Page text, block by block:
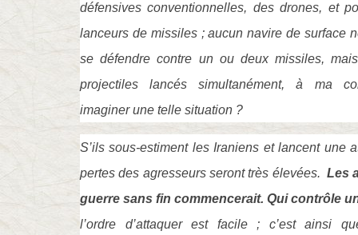
défensives conventionnelles, des drones, et
lanceurs de missiles ; aucun navire de surface
se défendre contre un ou deux missiles,
projectiles lancés simultanément, à ma
imaginer une telle situation ?
S’ils sous-estiment les Iraniens et lancent une
pertes des agresseurs seront très élevées.Les
guerre sans fin commencerait. Qui contrôle
l’ordre d’attaquer est facile ; c’est ainsi